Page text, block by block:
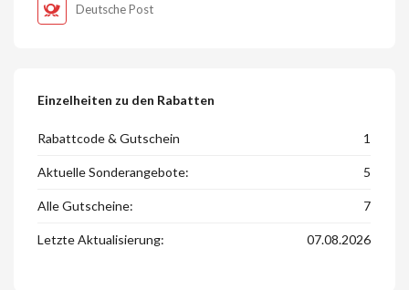
Deutsche Post
Einzelheiten zu den Rabatten
Rabattcode & Gutschein 1
Aktuelle Sonderangebote: 5
Alle Gutscheine: 7
Letzte Aktualisierung: 07.08.2026